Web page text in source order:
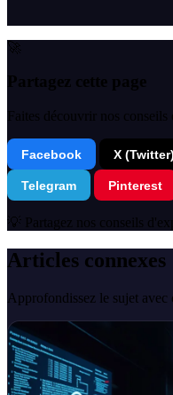
🚀
Partagez cette page
Faites découvrir nos conseils
Facebook X (Twitter)
Telegram Pinterest
💡 Partagez nos conseils
Articles connexes
Approfondissez le sujet avec